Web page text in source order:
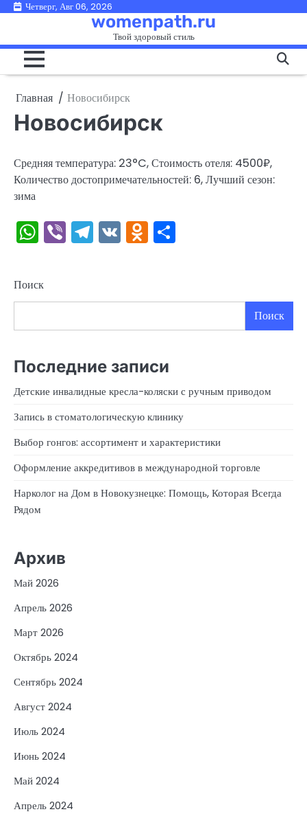
ПерейтиЧетверг, Авг 06, 2026
womenpath.ru
Твой здоровый стиль
Главная Новосибирск
Новосибирск
Средняя температура: 23°C, Стоимость отеля: 4500₽,
Количество достопримечательностей: 6, Лучший сезон:
зима
WhatsApp
ViberTelegram
VKOdnoklassniki
Поиск
Поиск
Последние записи
Детские инвалидные кресла-коляски с ручным приводом
Запись в стоматологическую клинику
Выбор гонгов: ассортимент и характеристики
Оформление аккредитивов в международной торговле
Нарколог на Дом в Новокузнецке: Помощь, Которая Всегда
Рядом
Архив
Май 2026
Апрель 2026
Март 2026
Октябрь 2024
Сентябрь 2024
Август 2024
Июль 2024
Июнь 2024
Май 2024
Апрель 2024